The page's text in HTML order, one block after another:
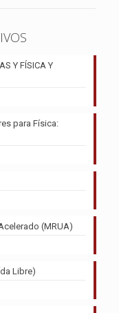
Y FÍSICA Y
para Física:
(MRUA)
Libre)